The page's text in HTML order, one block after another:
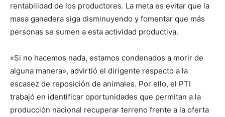
rentabilidad de los productores. La meta es evitar que la
masa ganadera siga disminuyendo y fomentar que más
personas se sumen a esta actividad productiva.
«Si no hacemos nada, estamos condenados a morir de
alguna manera», advirtió el dirigente respecto a la
escasez de reposición de animales. Por ello, el PTI
trabajó en identificar oportunidades que permitan a la
producción nacional recuperar terreno frente a la oferta